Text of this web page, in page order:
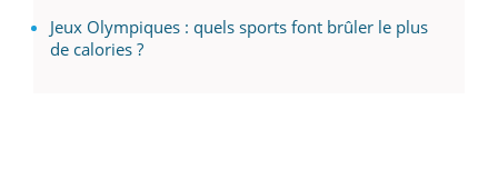
Jeux Olympiques : quels sports font brûler le plus
de calories ?